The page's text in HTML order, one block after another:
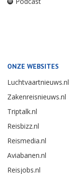
ONZE WEBSITES
Luchtvaartnieuws.nl
Zakenreisnieuws.nl
Triptalk.nl
Reisbizz.nl
Reismedia.nl
Aviabanen.nl
Reisjobs.nl